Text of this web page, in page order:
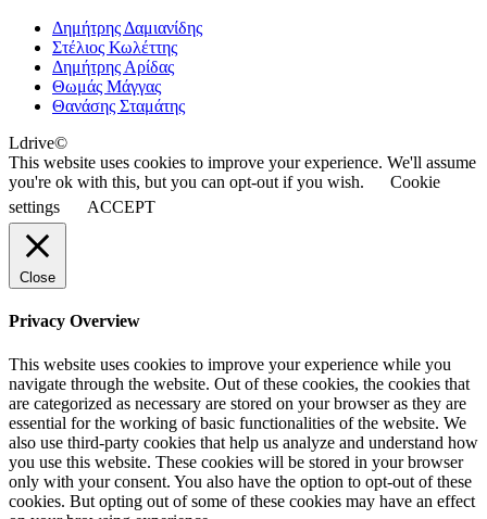
Δημήτρης Δαμιανίδης
Στέλιος Κωλέττης
Δημήτρης Αρίδας
Θωμάς Μάγγας
Θανάσης Σταμάτης
Ldrive©
This website uses cookies to improve your experience. We'll assume
you're ok with this, but you can opt-out if you wish.
Cookie
settings
ACCEPT
Close
Privacy Overview
This website uses cookies to improve your experience while you
navigate through the website. Out of these cookies, the cookies that
are categorized as necessary are stored on your browser as they are
essential for the working of basic functionalities of the website. We
also use third-party cookies that help us analyze and understand how
you use this website. These cookies will be stored in your browser
only with your consent. You also have the option to opt-out of these
cookies. But opting out of some of these cookies may have an effect